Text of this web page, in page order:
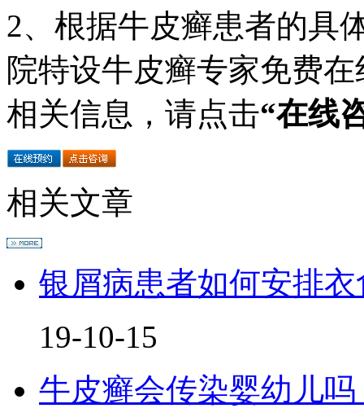
2、根据牛皮癣患者的具
院特设牛皮癣专家免费
相关信息，请点击“在线
相关文章
银屑病患者如何安排
19-10-15
牛皮癣会传染婴幼儿